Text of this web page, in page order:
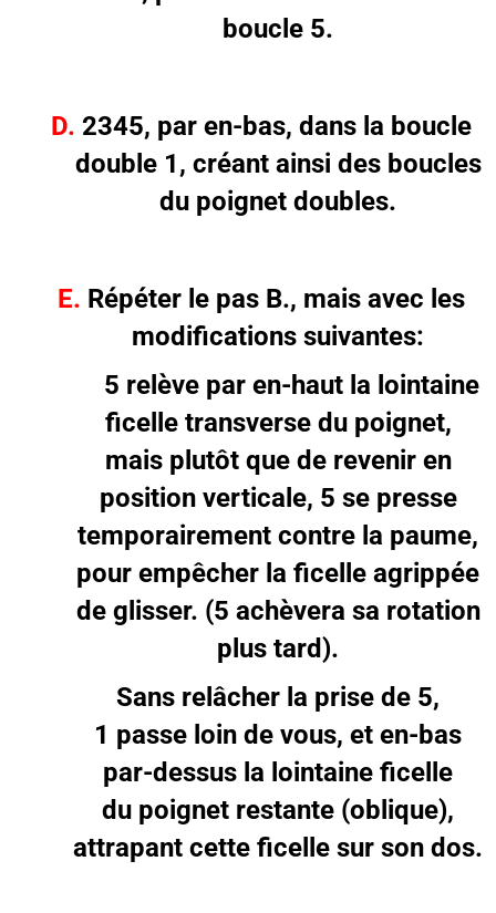
boucle 5.
D. 2345, par en-bas, dans la boucle
double 1, créant ainsi des boucles
du poignet doubles.
E. Répéter le pas B., mais avec les
modifications suivantes:
5 relève par en-haut la lointaine
ficelle transverse du poignet,
mais plutôt que de revenir en
position verticale, 5 se presse
temporairement contre la paume,
pour empêcher la ficelle agrippée
de glisser. (5 achèvera sa rotation
plus tard).
Sans relâcher la prise de 5,
1 passe loin de vous, et en-bas
par-dessus la lointaine ficelle
du poignet restante (oblique),
attrapant cette ficelle sur son dos.